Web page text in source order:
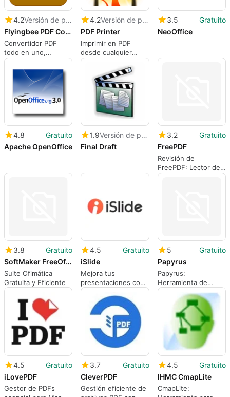
4.2
Versión de prueba
Flyingbee PDF Converter
Convertidor PDF
todo en uno,
Convierte PDF a
Office, Imagen y más
con precisión
4.2
Versión de prueba
PDF Printer
Imprimir en PDF
desde cualquier
aplicación
3.5
Gratuito
NeoOffice
4.8
Gratuito
Apache OpenOffice
1.9
Versión de prueba
Final Draft
3.2
Gratuito
FreePDF
Revisión de
FreePDF: Lector de
PDF gratuito
3.8
Gratuito
SoftMaker FreeOffice
Suite Ofimática
Gratuita y Eficiente
4.5
Gratuito
iSlide
Mejora tus
presentaciones con
iSlide para Mac
5
Gratuito
Papyrus
Papyrus:
Herramienta de
Ingeniería Basada en
Modelos
4.5
Gratuito
iLovePDF
Gestor de PDFs
3.7
Gratuito
CleverPDF
Gestión eficiente de
4.5
Gratuito
IHMC CmapLite
CmapLite: